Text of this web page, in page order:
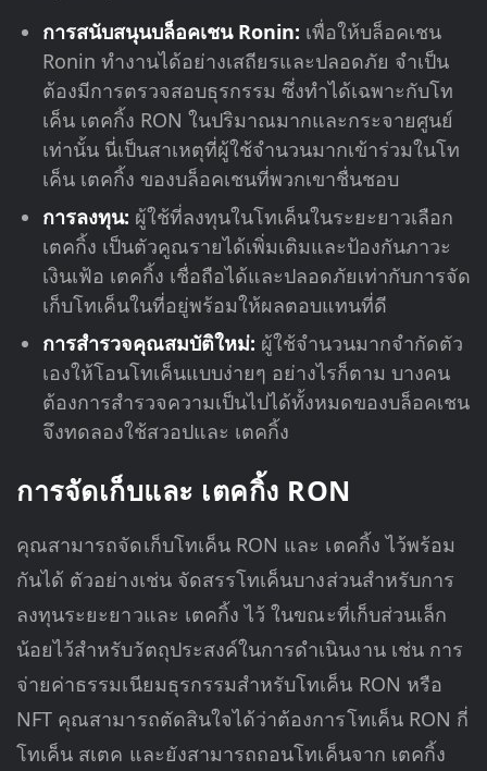
การสนับสนุนบล็อคเชน Ronin: เพื่อให้บล็อคเชน
Ronin ทำงานได้อย่างเสถียรและปลอดภัย จำเป็น
ต้องมีการตรวจสอบธุรกรรม ซึ่งทำได้เฉพาะกับโท
เค็น เตคกิ้ง RON ในปริมาณมากและกระจายศูนย์
เท่านั้น นี่เป็นสาเหตุที่ผู้ใช้จำนวนมากเข้าร่วมในโท
เค็น เตคกิ้ง ของบล็อคเชนที่พวกเขาชื่นชอบ
การลงทุน: ผู้ใช้ที่ลงทุนในโทเค็นในระยะยาวเลือก
เตคกิ้ง เป็นตัวคูณรายได้เพิ่มเติมและป้องกันภาวะ
เงินเฟ้อ เตคกิ้ง เชื่อถือได้และปลอดภัยเท่ากับการจัด
เก็บโทเค็นในที่อยู่พร้อมให้ผลตอบแทนที่ดี
การสำรวจคุณสมบัติใหม่: ผู้ใช้จำนวนมากจำกัดตัว
เองให้โอนโทเค็นแบบง่ายๆ อย่างไรก็ตาม บางคน
ต้องการสำรวจความเป็นไปได้ทั้งหมดของบล็อคเชน
จึงทดลองใช้สวอปและ เตคกิ้ง
การจัดเก็บและ เตคกิ้ง RON
คุณสามารถจัดเก็บโทเค็น RON และ เตคกิ้ง ไว้พร้อม
กันได้ ตัวอย่างเช่น จัดสรรโทเค็นบางส่วนสำหรับการ
ลงทุนระยะยาวและ เตคกิ้ง ไว้ ในขณะที่เก็บส่วนเล็ก
น้อยไว้สำหรับวัตถุประสงค์ในการดำเนินงาน เช่น การ
จ่ายค่าธรรมเนียมธุรกรรมสำหรับโทเค็น RON หรือ
NFT คุณสามารถตัดสินใจได้ว่าต้องการโทเค็น RON กี่
โทเค็น สเตค และยังสามารถถอนโทเค็นจาก เตคกิ้ง